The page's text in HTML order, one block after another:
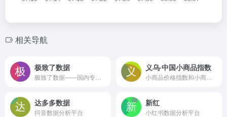
相关导航
极致了数据 义乌·中国小商品指数
达多多数据
抖音数据分析平台
新红
小红书数据分析平台